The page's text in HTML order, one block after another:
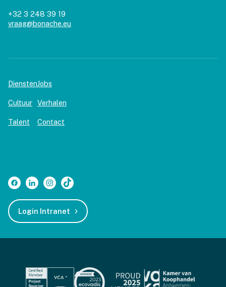
+32 3 248 39 19
vraag@bonache.eu
Diensten
Cultuur
Talent
Jobs
Verhalen
Contact
Login Intranet